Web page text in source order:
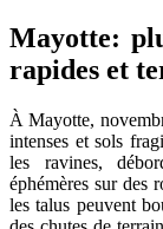
Mayotte:
rapides et
À Mayotte,
intenses et sols
les ravines,
éphémères sur des
les talus peuvent